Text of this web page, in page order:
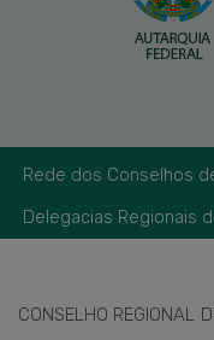
Rede dos Conselhos
Delegacias Regionais
CONSELHO REGIONAL